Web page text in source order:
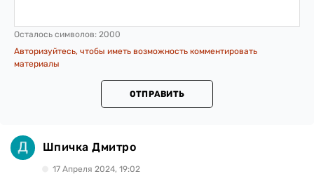
Осталось символов: 2000
Авторизуйтесь, чтобы иметь возможность комментировать
материалы
ОТПРАВИТЬ
Шпичка Дмитро
17 Апреля 2024, 19:02